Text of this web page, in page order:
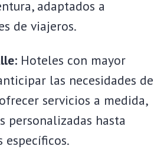
adaptados a
de viajeros.
Hoteles con mayor
las necesidades de
servicios a medida,
personalizadas hasta
específicos.